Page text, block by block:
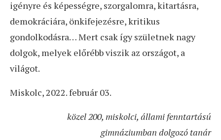
igényre és képességre, szorgalomra, kitartásra,
demokráciára, önkifejezésre, kritikus
gondolkodásra… Mert csak így születnek nagy
dolgok, melyek előrébb viszik az országot, a
világot.
Miskolc, 2022. február 03.
közel 200, miskolci, állami fenntartású
gimnáziumban dolgozó tanár